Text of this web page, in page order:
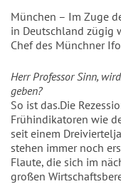
München – Im Zuge
in Deutschland zügig
Chef des Münchner
Herr Professor Sinn,
geben?
So ist das.Die
Frühindikatoren wie
seit einem
stehen immer noch
Flaute, die sich im
großen